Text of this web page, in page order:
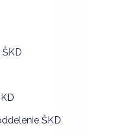
ŠKD